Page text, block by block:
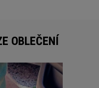
OBLEČENÍ